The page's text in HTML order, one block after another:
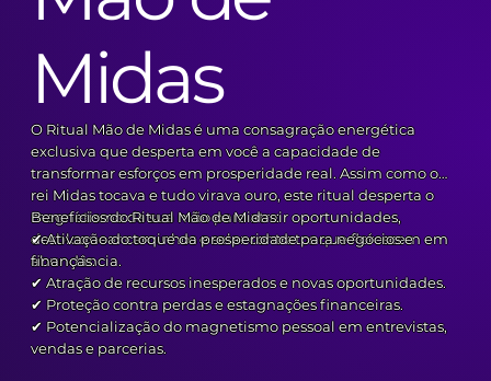
Midas
O Ritual Mão de Midas é uma consagração energética
exclusiva que desperta em você a capacidade de
transformar esforços em prosperidade real. Assim como o
rei Midas tocava e tudo virava ouro, este ritual desperta o
magnetismo da sua mão para atrair oportunidades,
desbloquear caminhos e selar contratos que florescem em
abundância.
Benefícios do Ritual Mão de Midas:
✔ Ativação do toque da prosperidade para negócios e
finanças.
✔ Atração de recursos inesperados e novas oportunidades.
✔ Proteção contra perdas e estagnações financeiras.
✔ Potencialização do magnetismo pessoal em entrevistas,
vendas e parcerias.